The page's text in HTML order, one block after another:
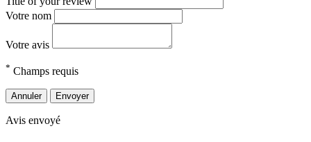
Votre nom
Votre avis
* Champs requis
Annuler Envoyer
Avis envoyé